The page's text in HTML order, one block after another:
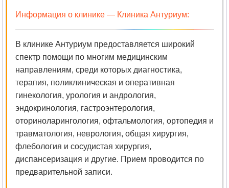
Информация о клинике — Клиника Антуриум:
В клинике Антуриум предоставляется широкий
спектр помощи по многим медицинским
направлениям, среди которых диагностика,
терапия, поликлиническая и оперативная
гинекология, урология и андрология,
эндокринология, гастроэнтерология,
оториноларингология, офтальмология, ортопедия и
травматология, неврология, общая хирургия,
флебология и сосудистая хирургия,
диспансеризация и другие. Прием проводится по
предварительной записи.